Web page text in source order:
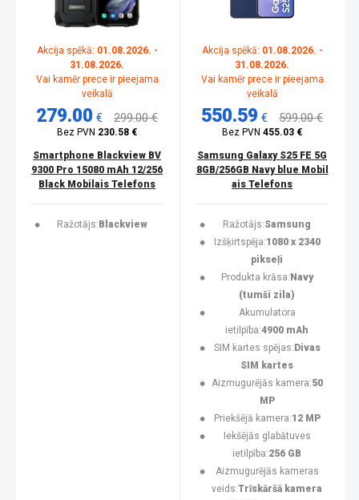
Akcija spēkā: 01.08.2026. -
31.08.2026.
Vai kamēr prece ir pieejama
veikalā
279.00 € 299.00 €
Bez PVN 230.58 €
Smartphone Blackview BV
9300 Pro 15080 mAh 12/256
Black Mobilais Telefons
Ražotājs: Blackview
Akcija spēkā: 01.08.2026. -
31.08.2026.
Vai kamēr prece ir pieejama
veikalā
550.59 € 599.00 €
Bez PVN455.03 €
Samsung Galaxy S25 FE 5G
8GB/256GB Navy blue Mobil
ais Telefons
Ražotājs:Samsung
Izšķirtspēja:1080 x 2340
pikseļi
Produkta krāsa: Navy
(tumši zila)
Akumulatora
ietilpība:4900 mAh
SIM kartes spējas: Divas
SIM kartes
Aizmugurējās kamera:50
MP
Priekšējā kamera:12 MP
Iekšējās glabātuves
ietilpība:256 GB
Aizmugurējās kameras
veids:Trīskāršā kamera